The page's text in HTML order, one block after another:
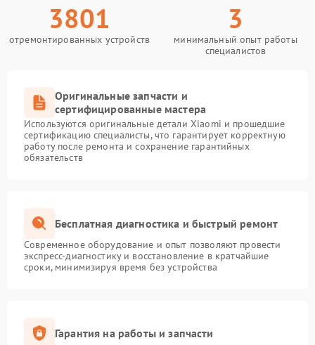
3801
отремонтированных устройств
3
минимальный опыт работы
специалистов
Оригинальные запчасти и
сертифицированные мастера
Используются оригинальные детали Xiaomi и прошедшие
сертификацию специалисты, что гарантирует корректную
работу после ремонта и сохранение гарантийных
обязательств
Бесплатная диагностика и быстрый ремонт
Современное оборудование и опыт позволяют провести
экспресс-диагностику и восстановление в кратчайшие
сроки, минимизируя время без устройства
Гарантия на работы и запчасти